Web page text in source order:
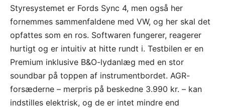
Styresystemet er Fords Sync 4, men også her
fornemmes sammenfaldene med VW, og her skal det
opfattes som en ros. Softwaren fungerer, reagerer
hurtigt og er intuitiv at hitte rundt i. Testbilen er en
Premium inklusive B&O-lydanlæg med en stor
soundbar på toppen af instrumentbordet. AGR-
forsæderne – merpris på beskedne 3.990 kr. – kan
indstilles elektrisk, og de er intet mindre end